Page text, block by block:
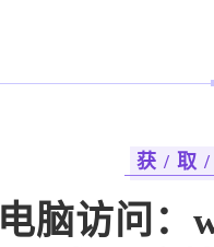
获 / 取
电脑访问：